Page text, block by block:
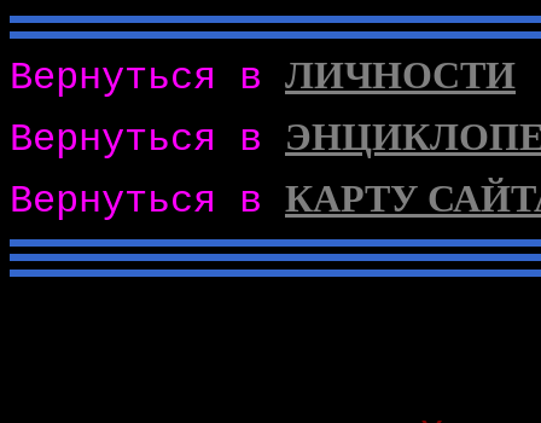
Вернуться в ЛИЧНОСТИ
Вернуться в
Вернуться в КАРТУ